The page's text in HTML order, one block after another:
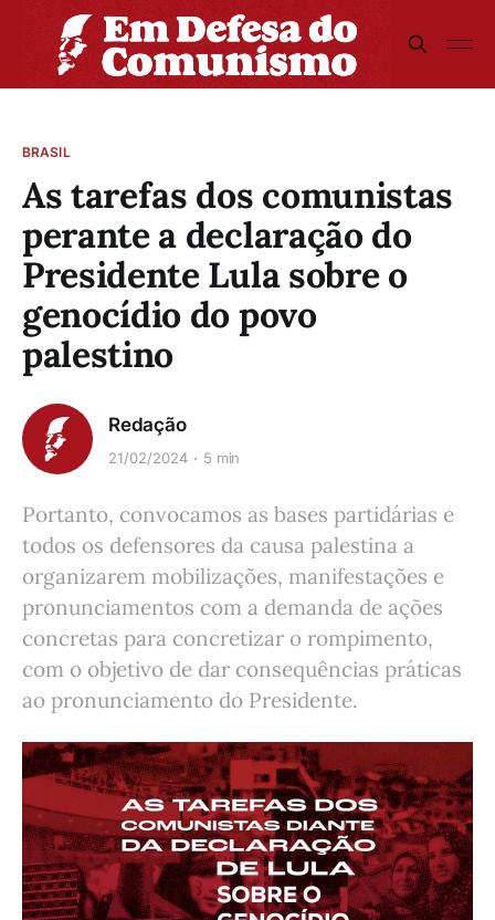
BRASIL
As tarefas dos comunistas
perante a declaração do
Presidente Lula sobre o
genocídio do povo
palestino
Redação
21/02/2024 5 min
Portanto, convocamos as bases partidárias e
todos os defensores da causa palestina a
organizarem mobilizações, manifestações e
pronunciamentos com a demanda de ações
concretas para concretizar o rompimento,
com o objetivo de dar consequências práticas
ao pronunciamento do Presidente.